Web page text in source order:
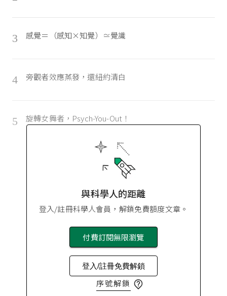
3 感覺＝（感知×知覺）≃覺識
4 旁觀者效應蒸發，還紐約清白
5 旋轉女舞者，Psych-You-Out！
與科學人的距離
登入/註冊科學人會員，解鎖免費額度文章。
付費訂閱無限瀏覽
登入/註冊免費解鎖
序號解鎖